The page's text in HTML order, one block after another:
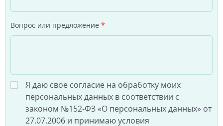
Вопрос или предложение *
Я даю свое согласие на обработку моих
персональных данных в соответствии с
законом №152-ФЗ «О персональных данных» от
27.07.2006 и принимаю условия